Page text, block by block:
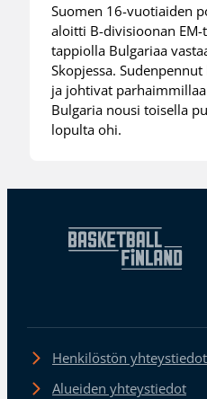
Suomen 16-vuotiaiden
aloitti B-divisioonan
tappiolla Bulgariaa
Skopjessa.
ja johtivat
Bulgaria nousi toisella
lopulta ohi.
Henkilöstön yhteystiedot
Alueiden yhteystiedot